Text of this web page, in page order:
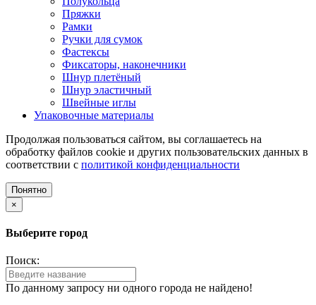
Пряжки
Рамки
Ручки для сумок
Фастексы
Фиксаторы, наконечники
Шнур плетёный
Шнур эластичный
Швейные иглы
Упаковочные материалы
Продолжая пользоваться сайтом, вы соглашаетесь на
обработку файлов cookie и других пользовательских данных в
соответствии с политикой конфиденциальности
Понятно
×
Выберите город
Поиск:
По данному запросу ни одного города не найдено!